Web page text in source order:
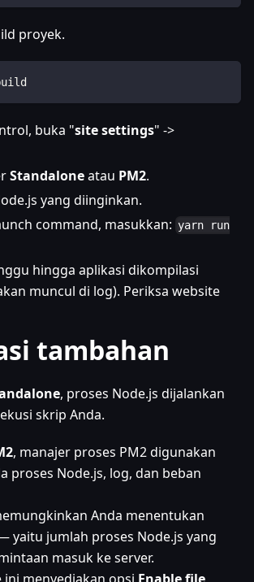
proyek.
buka "site settings" ->
Standaloneatau PM2.
yang diinginkan.
command, masukkan: yarn run
hingga aplikasi dikompilasi
muncul di log). Periksa website
tambahan
, proses Node.js dijalankan
skrip Anda.
, manajer proses PM2 digunakan
proses Node.js, log, dan beban
Anda menentukan
yaitu jumlah proses Node.js yang
masuk ke server.